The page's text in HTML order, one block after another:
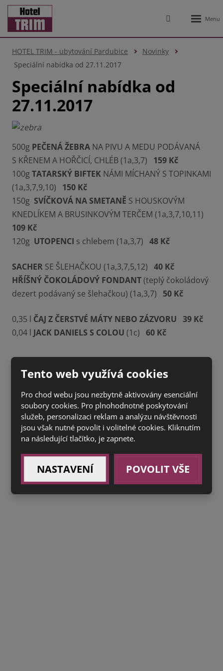
Vyhledávání
HOTEL TRIM - ubytování Pardubice
Novinky
Speciální nabídka od 27.11.2017
Speciální nabídka od
27.11.2017
500g PEČENÁ ŽEBRA NA PIVU A MEDU PODÁVANÁ
S KŘENEM A HOŘČICÍ, CHLÉB (1a,3,7) 159 Kč
100gTATARSKÝ BIFTEK NÁMI MÍCHANÝ S TOPINKAMI
(1a,3,7,9,10) 150 Kč
150g SVÍČKOVÁ NA SMETANĚ S HOUSKOVÝM
KNEDLÍKEM A BRUSINKOVÝM TERČEM (1a,3,7,10,11)
109 Kč
120g UTOPENCI s chlebem (1a,3,7) 48 Kč
SACHER SE ŠLEHAČKOU (1a,3,7,5,12) 40 Kč
HŘÍŠNÝ ČOKOLÁDOVÝ FONDANT(teplý čokoládový
dezert podávaný se šlehačkou) (1a,3,7) 50 Kč
0,35 l ČAJ Z ČERSTVÉ MÁTY NEBO ZÁZVORU 39 Kč
0,04 l JACK DANIELS S COLOU (1c) 60 Kč
Tento web využívá cookies
Pro chod webu jsou nezbytně aktivovány esenciální
soubory cookies. Pro plnohodnotné poskytování
služeb, personalizaci reklam a analýzu návštěvnosti
jsou však nutné povolit i volitelné cookies. Kliknutím
na následující tlačítko, je zapnete.
NASTAVENÍ POVOLIT VŠE